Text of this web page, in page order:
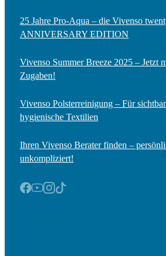
25 Jahre Pro-Aqua – die Vivenso
ANNIVERSARY EDITION
Vivenso Summer Breeze 2025 – Jetzt
Zugaben!
Vivenso Polsterreinigung – Für
hygienische Textilien
Ihren Vivenso Berater finden –
unkompliziert!